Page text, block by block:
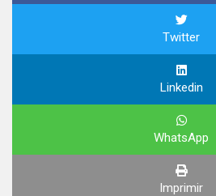
Twitter
Linkedin
WhatsApp
Imprimir